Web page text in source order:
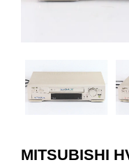
MITSUBISHI